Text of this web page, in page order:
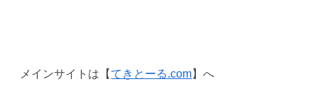
メインサイトは【てきとーる.com】へ